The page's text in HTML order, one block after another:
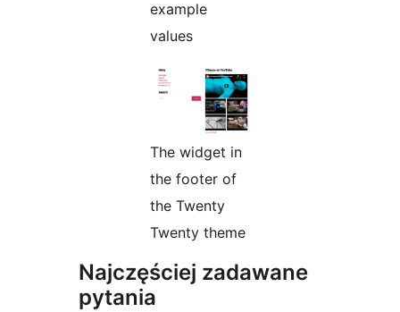
example
values
The widget in
the footer of
the Twenty
Twenty theme
Najczęściej zadawane
pytania